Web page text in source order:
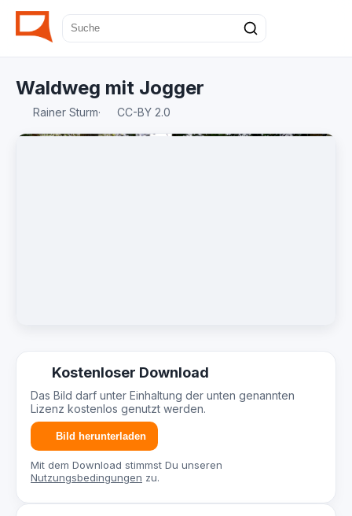
Waldweg mit Jogger
Rainer Sturm· CC-BY 2.0
Kostenloser Download
Das Bild darf unter Einhaltung der unten genannten
Lizenz kostenlos genutzt werden.
Bild herunterladen
Mit dem Download stimmst Du unseren
Nutzungsbedingungen zu.